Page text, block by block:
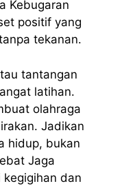
Kebugaran
positif yang
tekanan.
tantangan
latihan.
olahraga
Jadikan
hidup, bukan
Jaga
kegigihan dan